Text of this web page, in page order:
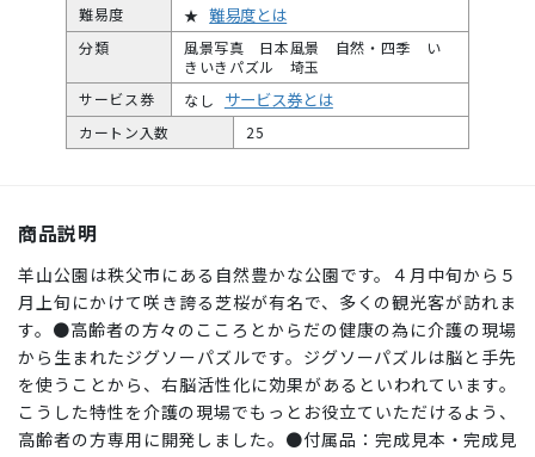
難易度
★ 難易度とは
分類
風景写真 日本風景 自然・四季 い
きいきパズル 埼玉
サービス券
なし サービス券とは
カートン入数 25
商品説明
羊山公園は秩父市にある自然豊かな公園です。４月中旬から５
月上旬にかけて咲き誇る芝桜が有名で、多くの観光客が訪れま
す。●高齢者の方々のこころとからだの健康の為に介護の現場
から生まれたジグソーパズルです。ジグソーパズルは脳と手先
を使うことから、右脳活性化に効果があるといわれています。
こうした特性を介護の現場でもっとお役立ていただけるよう、
高齢者の方専用に開発しました。●付属品：完成見本・完成見